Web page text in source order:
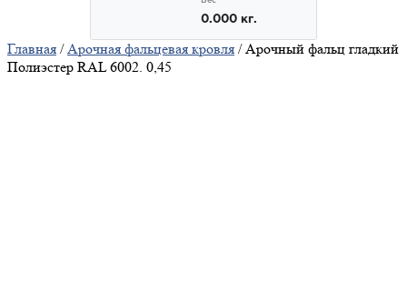
Главная /Арочная фальцевая кровля / Арочный фальц гладкий
Полиэстер RAL 6002. 0,45